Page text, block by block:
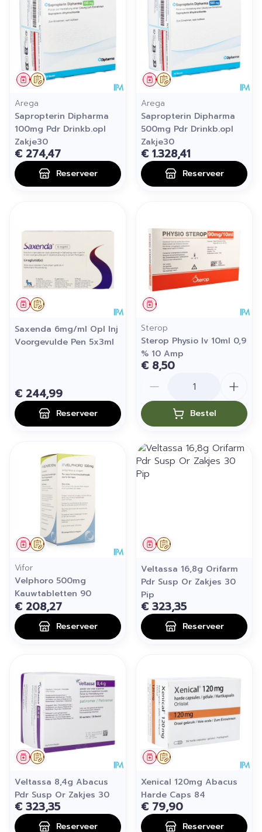
Op voorschrift
Geneesmiddel
Arega
Sapropterin Dipharma
100mg Pdr Drinkb.opl
Zakje30
€ 274,47
Reserveer
Op voorschrift
Geneesmiddel
Arega
Sapropterin Dipharma
500mg Pdr Drinkb.opl
Zakje30
€ 1.328,41
Reserveer
Op voorschrift
Geneesmiddel
Saxenda 6mg/ml Opl Inj
Voorgevulde Pen 5x3ml
€ 244,99
Reserveer
Geneesmiddel
Sterop
Sterop Physio Iv 10ml 0,9
% 10 Amp
€ 8,50
Bestel
Op voorschrift
Geneesmiddel
Vifor
Velphoro 500mg
Kauwtabletten 90
€ 208,27
Reserveer
Op voorschrift
Geneesmiddel
Veltassa 16,8g Orifarm
Pdr Susp Or Zakjes 30
Pip
€ 323,35
Reserveer
Op voorschrift
Geneesmiddel
Veltassa 8,4g Abacus
Pdr Susp Or Zakjes 30
€ 323,35
Reserveer
Op voorschrift
Geneesmiddel
Xenical 120mg Abacus
Harde Caps 84
€ 79,90
Reserveer